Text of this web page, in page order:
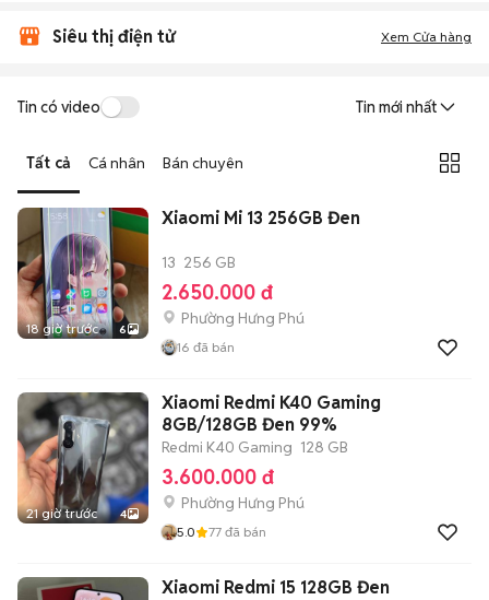
Siêu thị điện tử Xem Cửa hàng
Tin có video Tin mới nhất
Tất cả Cá nhân Bán chuyên
18 giờ trước 6
Xiaomi Mi 13 256GB Đen
13 256 GB
2.650.000 đ
Phường Hưng Phú
16 đã bán
21 giờ trước 4
Xiaomi Redmi K40 Gaming
8GB/128GB Đen 99%
Redmi K40 Gaming 128 GB
3.600.000 đ
Phường Hưng Phú
5.0 77 đã bán
Xiaomi Redmi 15 128GB Đen